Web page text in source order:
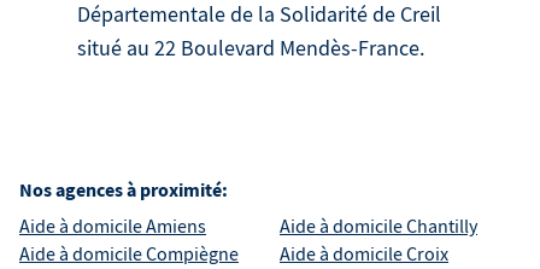
Départementale de la Solidarité de Creil
situé au 22 Boulevard Mendès-France.
Nos agences à proximité:
Aide à domicileAmiens Aide à domicileChantilly
Aide à domicileCompiègne Aide à domicileCroix